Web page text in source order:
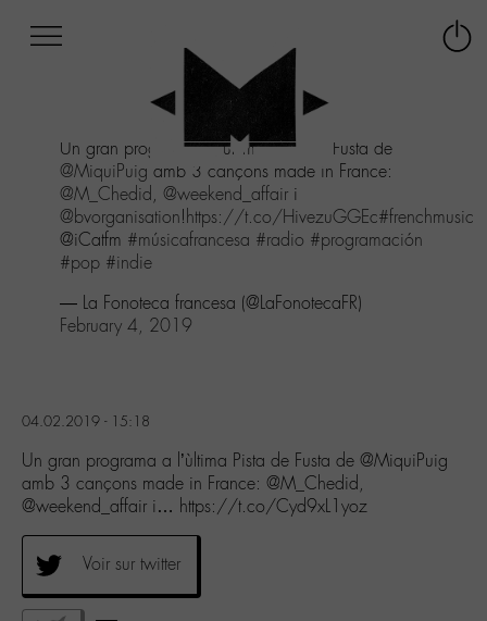
menu
Aller
au
contenu
Aller
recherche
Un gran programa a l'ùltima Pista de Fusta de
@MiquiPuig amb 3 cançons made in France:
@M_Chedid, @weekend_affair i
@bvorganisation!https://t.co/HivezuGGEc#frenchmusic
@iCatfm #músicafrancesa #radio #programación
#pop #indie
— La Fonoteca francesa (@LaFonotecaFR)
February 4, 2019
04.02.2019 - 15:18
Un gran programa a l’ùltima Pista de Fusta de @MiquiPuig
amb 3 cançons made in France: @M_Chedid,
@weekend_affair i… https://t.co/Cyd9xL1yoz
Voir sur twitter